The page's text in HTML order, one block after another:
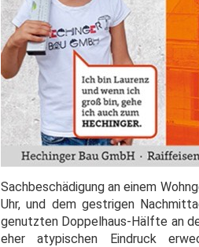
Sachbeschädigung an einem
Uhr, und dem gestrigen
genutzten Doppelhaus-Hälfte an
eher atypischen Eindruck